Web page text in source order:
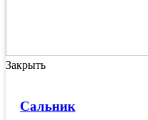
Закрыть
Сальник